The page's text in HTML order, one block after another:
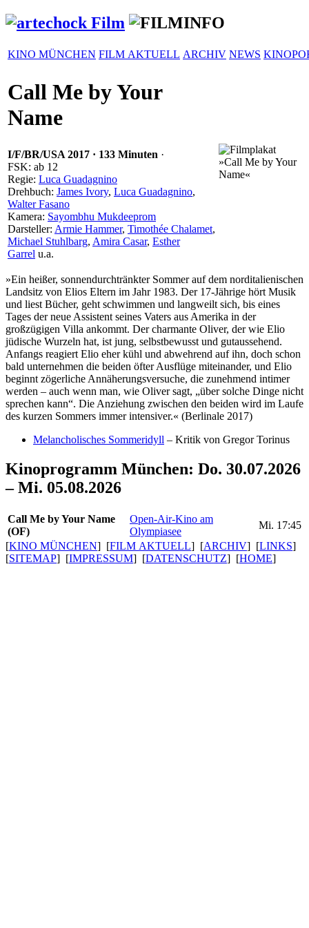
KINO MÜNCHEN FILM AKTUELL ARCHIV NEWS
Call Me by Your
Name
I/F/BR/USA 2017 · 133 Minuten ·
FSK: ab 12
Regie: Luca Guadagnino
Drehbuch: James Ivory, Luca Guadagnino,
Walter Fasano
Kamera: Sayombhu Mukdeeprom
Darsteller: Armie Hammer, Timothée Chalamet,
Michael Stuhlbarg, Amira Casar, Esther
Garrel u.a.
»Ein heißer, sonnen­durch­tränkter Sommer auf dem nord­ita­lie­ni­schen
Landsitz von Elios Eltern im Jahr 1983. Der 17-Jährige hört Musik
und liest Bücher, geht schwimmen und langweilt sich, bis eines
Tages der neue Assistent seines Vaters aus Amerika in der
großzügigen Villa ankommt. Der charmante Oliver, der wie Elio
jüdische Wurzeln hat, ist jung, selbst­be­wusst und gutaus­se­hend.
Anfangs reagiert Elio eher kühl und abwehrend auf ihn, doch schon
bald unter­nehmen die beiden öfter Ausflüge mitein­ander, und Elio
beginnt zöger­liche Annähe­rungs­ver­suche, die zunehmend intimer
werden – auch wenn man, wie Oliver sagt, „über solche Dinge nicht
sprechen kann“. Die Anziehung zwischen den beiden wird im Laufe
des kurzen Sommers immer inten­siver.« (Berlinale 2017)
Melancholisches Sommeridyll – Kritik von Gregor Torinus
Kinoprogramm München: Do. 30.07.2026
– Mi. 05.08.2026
Call Me by Your Name
(OF)
Open-Air-Kino am
Olympiasee
Mi. 17:45
[KINO MÜNCHEN] [FILM AKTUELL] [ARCHIV] [LINKS]
[SITEMAP] [IMPRESSUM] [DATENSCHUTZ] [HOME]